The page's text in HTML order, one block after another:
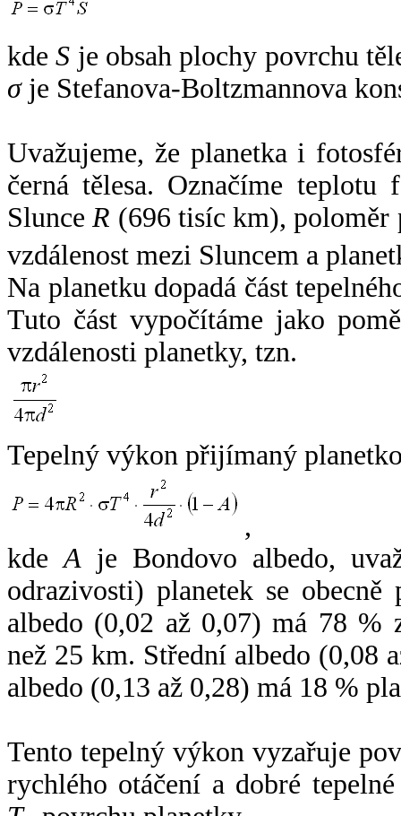
kdeS je obsah plochy povrchu
σje Stefanova-Boltzmannova
Uvažujeme, že planetka i
černá tělesa. Označíme
SlunceR (696 tisíc km),
vzdálenost mezi Sluncem a
Na planetku dopadá část
Tuto část vypočítáme jako
vzdálenosti planetky, tzn.
Tepelný výkon přijímaný
,
kdeA je Bondovo albedo,
odrazivosti) planetek se
albedo (0,02 až 0,07) má 78 %
než 25 km. Střední albedo (0,08
albedo (0,13 až 0,28) má 18 %
Tento tepelný výkon vyzařuje
rychlého otáčení a dobré